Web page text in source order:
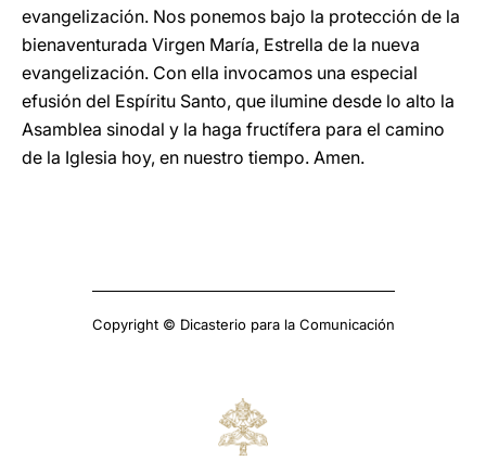
evangelización. Nos ponemos bajo la protección de la
bienaventurada Virgen María, Estrella de la nueva
evangelización. Con ella invocamos una especial
efusión del Espíritu Santo, que ilumine desde lo alto la
Asamblea sinodal y la haga fructífera para el camino
de la Iglesia hoy, en nuestro tiempo. Amen.
Copyright © Dicasterio para la Comunicación